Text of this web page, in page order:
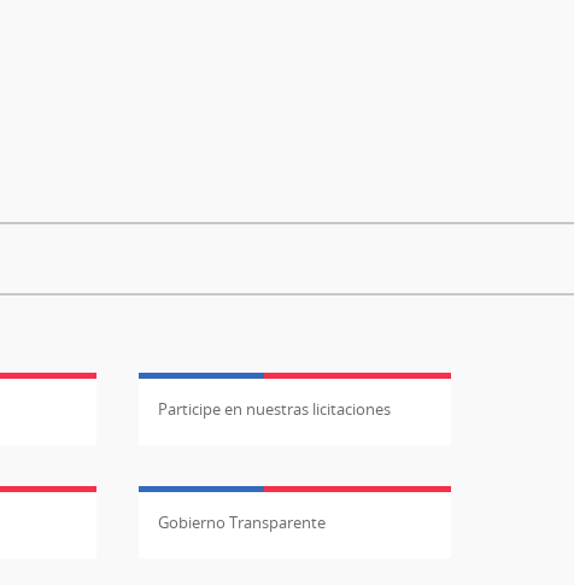
Participe en nuestras licitaciones
Gobierno Transparente